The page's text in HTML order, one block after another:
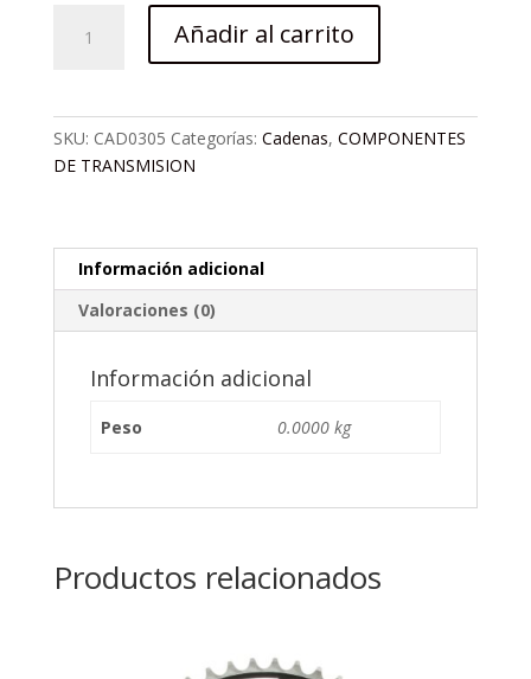
Añadir al carrito
SKU: CAD0305 Categorías: Cadenas, COMPONENTES
DE TRANSMISION
Información adicional
Valoraciones (0)
Información adicional
Peso 0.0000 kg
Productos relacionados